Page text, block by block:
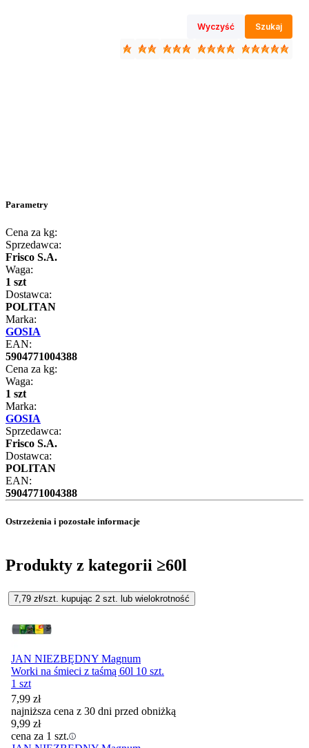
Wyczyść Szukaj
Parametry
Cena za kg:
Sprzedawca:
Frisco S.A.
Waga:
1 szt
Dostawca:
POLITAN
Marka:
GOSIA
EAN:
5904771004388
Cena za kg:
Waga:
1 szt
Marka:
GOSIA
Sprzedawca:
Frisco S.A.
Dostawca:
POLITAN
EAN:
5904771004388
Ostrzeżenia i pozostałe informacje
Produkty z kategorii ≥60l
7,79 zł/szt. kupując 2 szt. lub wielokrotność
JAN NIEZBĘDNY Magnum
Worki na śmieci z taśmą 60l 10 szt.
1 szt
7,99 zł
najniższa cena z 30 dni przed obniżką
9,99 zł
cena za 1 szt.